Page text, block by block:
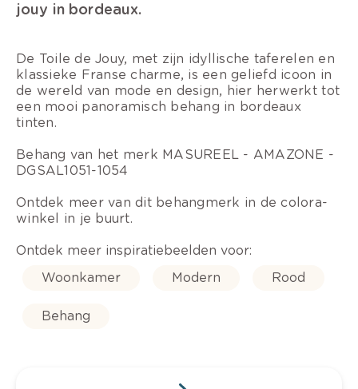
jouy in bordeaux.
De Toile de Jouy, met zijn idyllische taferelen en
klassieke Franse charme, is een geliefd icoon in
de wereld van mode en design, hier herwerkt tot
een mooi panoramisch behang in bordeaux
tinten.
Behang van het merk MASUREEL - AMAZONE -
DGSAL1051-1054
Ontdek meer van dit behangmerk in de colora-
winkel in je buurt.
Ontdek meer inspiratiebeelden voor:
Woonkamer
Modern Rood
Behang